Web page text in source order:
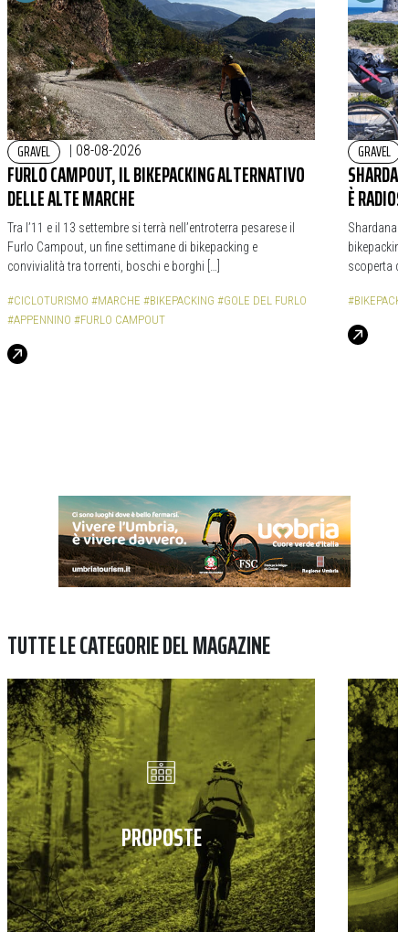
GRAVEL | 08-08-2026
FURLO CAMPOUT, IL BIKEPACKING ALTERNATIVO
DELLE ALTE MARCHE
Tra l’11 e il 13 settembre si terrà nell’entroterra pesarese il
Furlo Campout, un fine settimane di bikepacking e
convivialità tra torrenti, boschi e borghi […]
#CICLOTURISMO #MARCHE #BIKEPACKING #GOLE DEL FURLO
#APPENNINO #FURLO CAMPOUT
GRAVEL
È
Shardana
scoperta
TUTTE LE CATEGORIE DEL MAGAZINE
PROPOSTE